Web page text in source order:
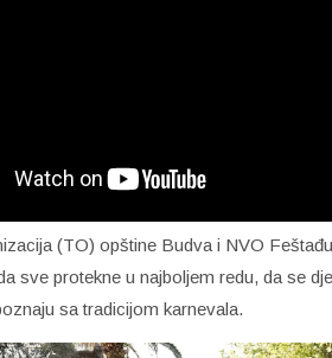
(TO) opštine Budva i NVO
sve protekne u najboljem redu, da se
sa tradicijom karnevala.